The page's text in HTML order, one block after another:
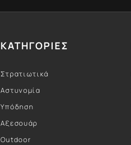
ΚΑΤΗΓΟΡΙΕΣ
Στρατιωτικά
Αστυνομία
Υπόδηση
Αξεσουάρ
Outdoor